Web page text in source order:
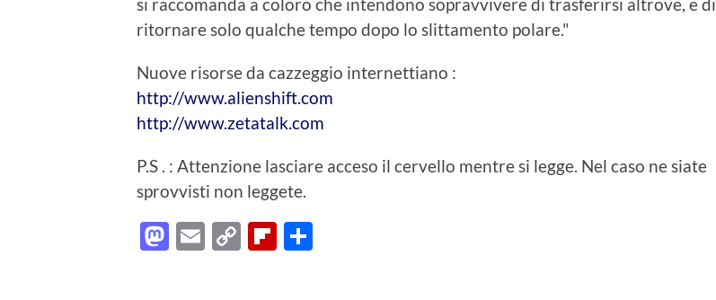
ritornare solo qualche tempo dopo lo slittamento polare."
Nuove risorse da cazzeggio internettiano :
http://www.alienshift.com
http://www.zetatalk.com
P.S . : Attenzione lasciare acceso il cervello mentre si legge. Nel caso ne siate
sprovvisti non leggete.
Mastodon
EmailCopyFlipboard